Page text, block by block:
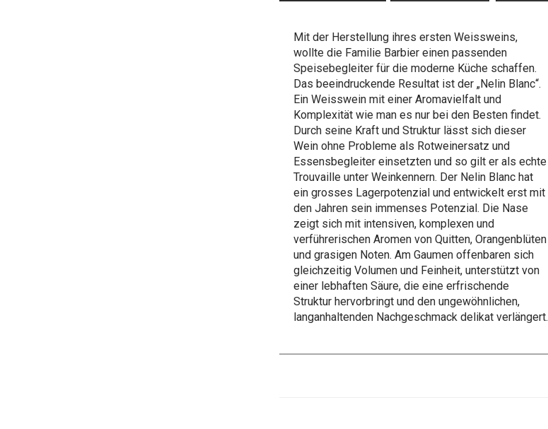
Mit der Herstellung ihres ersten Weissweins,
wollte die Familie Barbier einen passenden
Speisebegleiter für die moderne Küche schaffen.
Das beeindruckende Resultat ist der „Nelin Blanc“.
Ein Weisswein mit einer Aromavielfalt und
Komplexität wie man es nur bei den Besten findet.
Durch seine Kraft und Struktur lässt sich dieser
Wein ohne Probleme als Rotweinersatz und
Essensbegleiter einsetzten und so gilt er als echte
Trouvaille unter Weinkennern. Der Nelin Blanc hat
ein grosses Lagerpotenzial und entwickelt erst mit
den Jahren sein immenses Potenzial. Die Nase
zeigt sich mit intensiven, komplexen und
verführerischen Aromen von Quitten, Orangenblüten
und grasigen Noten. Am Gaumen offenbaren sich
gleichzeitig Volumen und Feinheit, unterstützt von
einer lebhaften Säure, die eine erfrischende
Struktur hervorbringt und den ungewöhnlichen,
langanhaltenden Nachgeschmack delikat verlängert.